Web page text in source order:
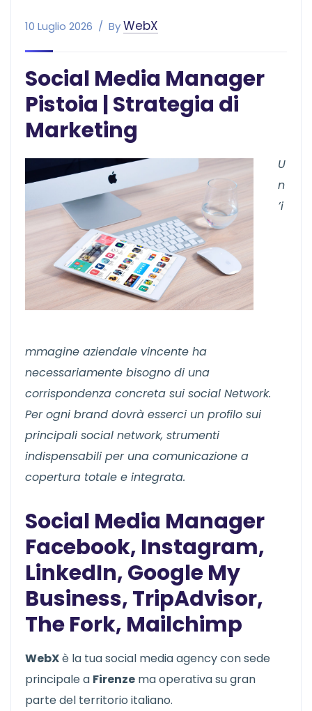
10 Luglio 2026 ByWebX
Social Media Manager
Pistoia | Strategia di
Marketing
U
n
’i
mmagine aziendale vincente ha
necessariamente bisogno di una
corrispondenza concreta sui social Network.
Per ogni brand dovrà esserci un profilo sui
principali social network, strumenti
indispensabili per una comunicazione a
copertura totale e integrata.
Social Media Manager
Facebook, Instagram,
LinkedIn, Google My
Business, TripAdvisor,
The Fork, Mailchimp
WebXè la tua social media agency con sede
principale a Firenze ma operativa su gran
parte del territorio italiano.